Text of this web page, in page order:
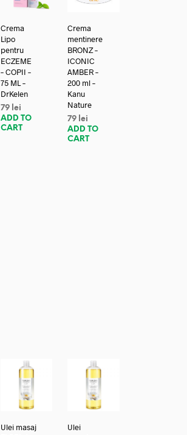
Crema
Lipo
pentru
ECZEME
– COPII –
75 ML –
DrKelen
79 lei
ADD TO
CART
Crema
mentinere
BRONZ –
ICONIC
AMBER –
200 ml –
Kanu
Nature
79 lei
ADD TO
CART
Ulei masaj
Ulei